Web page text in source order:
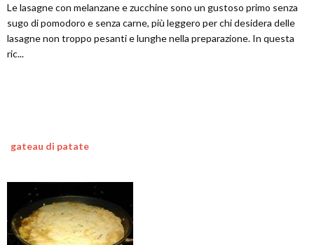
Le lasagne con melanzane e zucchine sono un gustoso primo senza
sugo di pomodoro e senza carne, più leggero per chi desidera delle
lasagne non troppo pesanti e lunghe nella preparazione. In questa
ric...
gateau di patate